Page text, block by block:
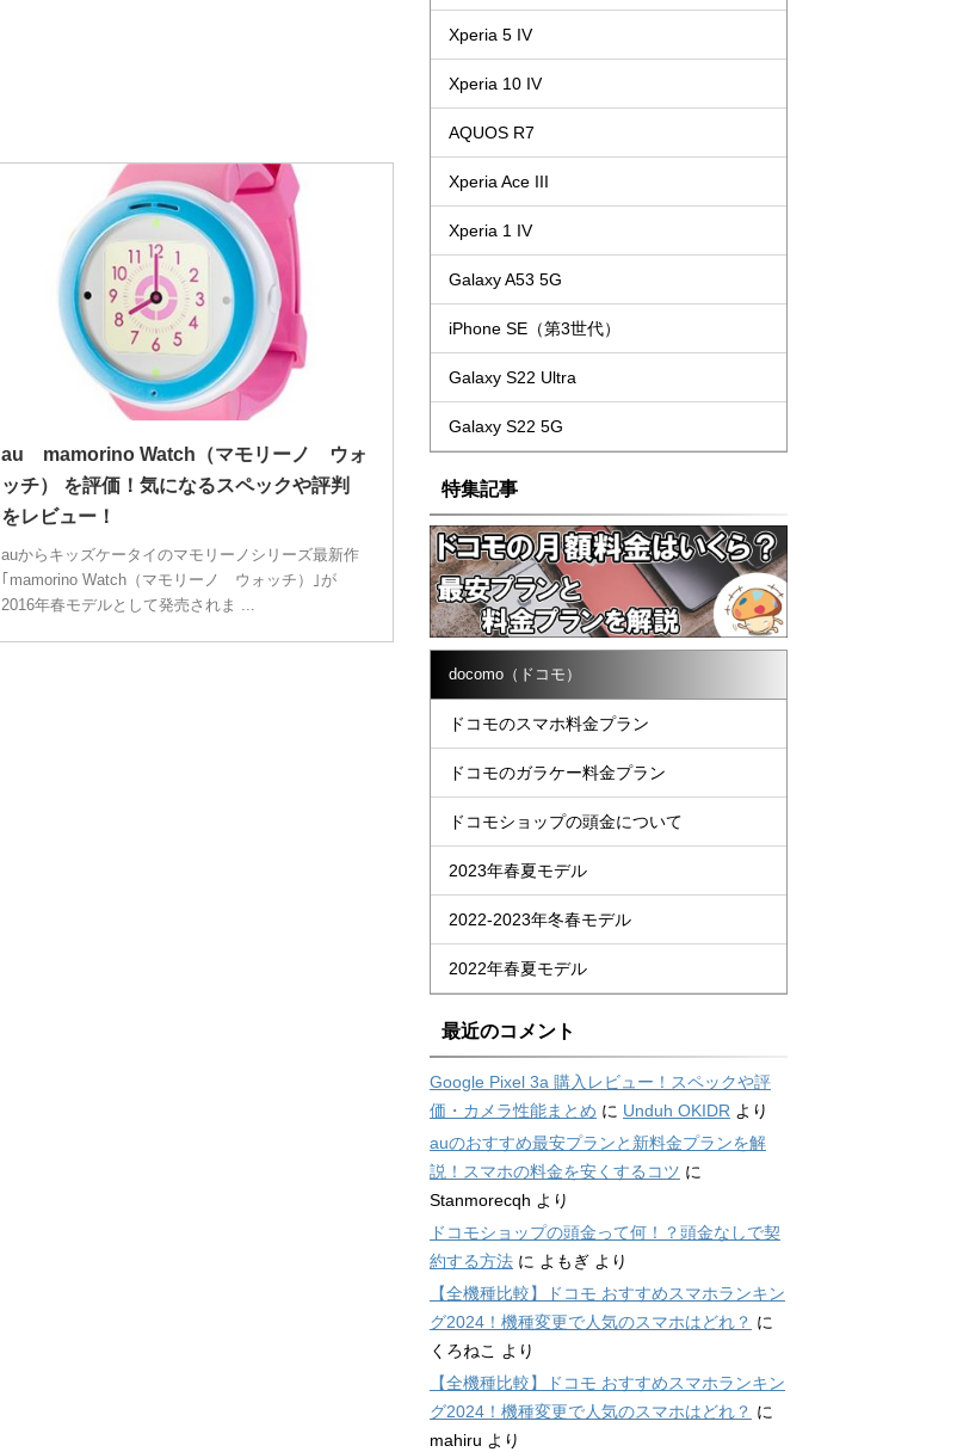
au mamorino Watch（マモリーノ ウォ
ッチ） を評価！気になるスペックや評判
をレビュー！
auからキッズケータイのマモリーノシリーズ最新作
｢mamorino Watch（マモリーノ ウォッチ）｣が
2016年春モデルとして発売されま ...
Xperia 5 IV
Xperia 10 IV
AQUOS R7
Xperia Ace III
Xperia 1 IV
Galaxy A53 5G
iPhone SE（第3世代）
Galaxy S22 Ultra
Galaxy S22 5G
特集記事
docomo（ドコモ）
ドコモのスマホ料金プラン
ドコモのガラケー料金プラン
ドコモショップの頭金について
2023年春夏モデル
2022-2023年冬春モデル
2022年春夏モデル
最近のコメント
Google Pixel 3a 購入レビュー！スペックや評
価・カメラ性能まとめ に Unduh OKIDR より
auのおすすめ最安プランと新料金プランを解
説！スマホの料金を安くするコツ に
Stanmorecqh より
ドコモショップの頭金って何！？頭金なしで契
約する方法 に よもぎ より
【全機種比較】ドコモ おすすめスマホランキン
グ2024！機種変更で人気のスマホはどれ？ に
くろねこ
より
【全機種比較】ドコモ おすすめスマホランキン
グ2024！機種変更で人気のスマホはどれ？ に
mahiru より